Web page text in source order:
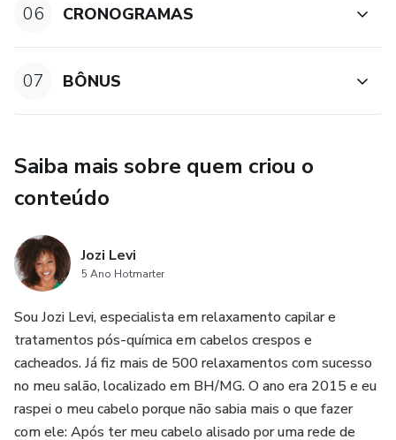
06 CRONOGRAMAS
07 BÔNUS
Saiba mais sobre quem criou o
conteúdo
Jozi Levi
5 Ano Hotmarter
Sou Jozi Levi, especialista em relaxamento capilar e
tratamentos pós-química em cabelos crespos e
cacheados. Já fiz mais de 500 relaxamentos com sucesso
no meu salão, localizado em BH/MG. O ano era 2015 e eu
raspei o meu cabelo porque não sabia mais o que fazer
com ele: Após ter meu cabelo alisado por uma rede de